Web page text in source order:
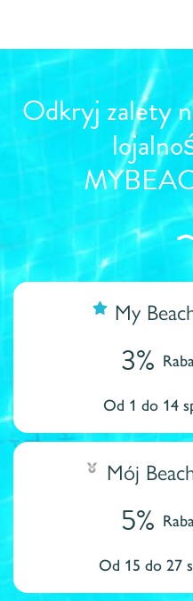
Odkryj zalety
My
3%
Od 1 do 14
Mój
5%
Od 15 do 27